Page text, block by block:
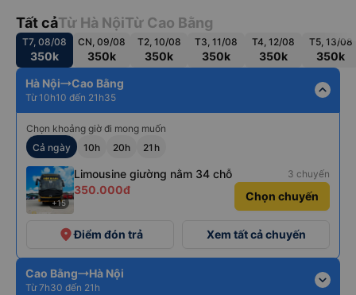
Tất cảTừ Hà NộiTừ Cao Bằng
T7, 08/08
350k
CN, 09/08
350k
T2, 10/08
350k
T3, 11/08
350k
T4, 12/08
350k
T5, 13/08
350k
Hà Nội
Cao Bằng
Từ 10h10 đến 21h35 expand_less
Chọn khoảng giờ đi mong muốn
Cả ngày
10h 20h 21h
+15
Limousine giường nằm 34 chỗ 3 chuyến
350.000đ Chọn chuyến
placeĐiểm đón trả Xem tất cả chuyến
Cao Bằng Hà Nội
Từ 7h30 đến 21h expand_more